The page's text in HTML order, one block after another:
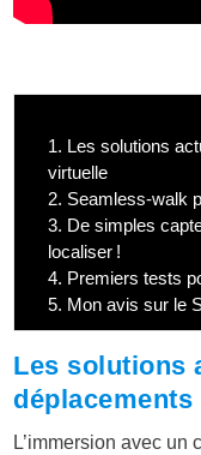
1. Les solutions
virtuelle
2. Seamless-walk
3. De simples
localiser !
4. Premiers tests
5. Mon avis sur le
Les solutions
L’immersion avec